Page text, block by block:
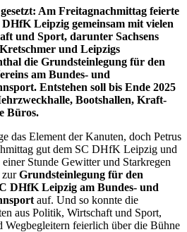
Am Freitagnachmittag feierte
Leipzig gemeinsam mit vielen
und Sport, darunter Sachsens
und Leipzigs
die Grundsteinlegung für den
am Bundes- und
Entstehen soll bis Ende 2025
Bootshallen, Kraft-
Büros.
das Element der Kanuten, doch Petrus
gut dem SC DHfK Leipzig und
Stunde Gewitter und Starkregen
zurGrundsteinlegung für den
DHfK Leipzig am Bundes- und
auf. Und so konnte die
aus Politik, Wirtschaft und Sport,
Wegbegleitern feierlich über die Bühne